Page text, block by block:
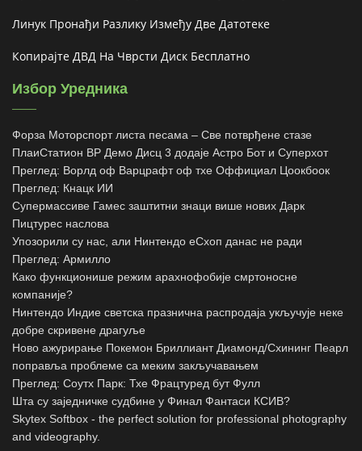
Линук Пронађи Разлику Између Две Датотеке
Копирајте ДВД На Чврсти Диск Бесплатно
Избор Уредника
Форза Моторспорт листа песама – Све потврђене стазе
ПлаиСтатион ВР Демо Дисц 3 додаје Астро Бот и Суперхот
Преглед: Ворлд оф Варцрафт оф тхе Оффициал Цоокбоок
Преглед: Кнацк ИИ
Супермассиве Гамес заштитни знаци више нових Дарк
Пицтурес наслова
Упозорили су нас, али Нинтендо еСхоп данас не ради
Преглед: Армилло
Како функционише режим арахнофобије смртоносне
компаније?
Нинтендо Индие светска празнична распродаја укључује неке
добре скривене драгуље
Ново ажурирање Покемон Бриллиант Диамонд/Схининг Пеарл
поправља проблеме са меким закључавањем
Преглед: Соутх Парк: Тхе Фрацтуред бут Фулл
Шта су заједничке судбине у Финал Фантаси КСИВ?
Skytex Softbox - the perfect solution for professional photography
and videography.